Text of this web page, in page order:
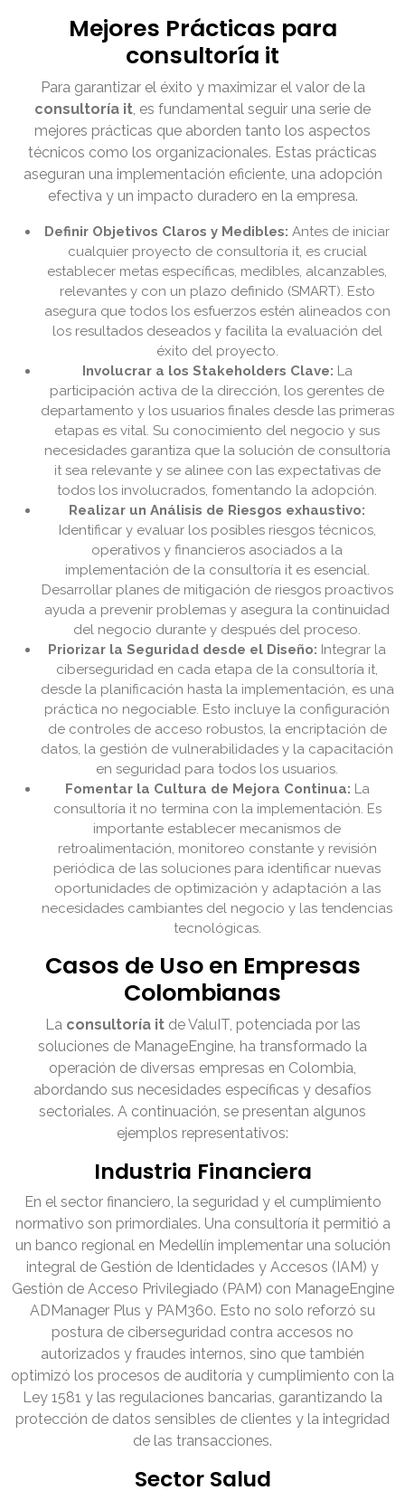
Mejores Prácticas para
consultoría it
Para garantizar el éxito y maximizar el valor de la
consultoría it, es fundamental seguir una serie de
mejores prácticas que aborden tanto los aspectos
técnicos como los organizacionales. Estas prácticas
aseguran una implementación eficiente, una adopción
efectiva y un impacto duradero en la empresa.
Definir Objetivos Claros y Medibles: Antes de iniciar
cualquier proyecto de consultoría it, es crucial
establecer metas específicas, medibles, alcanzables,
relevantes y con un plazo definido (SMART). Esto
asegura que todos los esfuerzos estén alineados con
los resultados deseados y facilita la evaluación del
éxito del proyecto.
Involucrar a los Stakeholders Clave: La
participación activa de la dirección, los gerentes de
departamento y los usuarios finales desde las primeras
etapas es vital. Su conocimiento del negocio y sus
necesidades garantiza que la solución de consultoría
it sea relevante y se alinee con las expectativas de
todos los involucrados, fomentando la adopción.
Realizar un Análisis de Riesgos exhaustivo:
Identificar y evaluar los posibles riesgos técnicos,
operativos y financieros asociados a la
implementación de la consultoría it es esencial.
Desarrollar planes de mitigación de riesgos proactivos
ayuda a prevenir problemas y asegura la continuidad
del negocio durante y después del proceso.
Priorizar la Seguridad desde el Diseño: Integrar la
ciberseguridad en cada etapa de la consultoría it,
desde la planificación hasta la implementación, es una
práctica no negociable. Esto incluye la configuración
de controles de acceso robustos, la encriptación de
datos, la gestión de vulnerabilidades y la capacitación
en seguridad para todos los usuarios.
Fomentar la Cultura de Mejora Continua: La
consultoría it no termina con la implementación. Es
importante establecer mecanismos de
retroalimentación, monitoreo constante y revisión
periódica de las soluciones para identificar nuevas
oportunidades de optimización y adaptación a las
necesidades cambiantes del negocio y las tendencias
tecnológicas.
Casos de Uso en Empresas
Colombianas
La consultoría itde ValuIT, potenciada por las
soluciones de ManageEngine, ha transformado la
operación de diversas empresas en Colombia,
abordando sus necesidades específicas y desafíos
sectoriales. A continuación, se presentan algunos
ejemplos representativos:
Industria Financiera
En el sector financiero, la seguridad y el cumplimiento
normativo son primordiales. Una consultoría it permitió a
un banco regional en Medellín implementar una solución
integral de Gestión de Identidades y Accesos (IAM) y
Gestión de Acceso Privilegiado (PAM) con ManageEngine
ADManager Plus y PAM360. Esto no solo reforzó su
postura de ciberseguridad contra accesos no
autorizados y fraudes internos, sino que también
optimizó los procesos de auditoría y cumplimiento con la
Ley 1581 y las regulaciones bancarias, garantizando la
protección de datos sensibles de clientes y la integridad
de las transacciones.
Sector Salud